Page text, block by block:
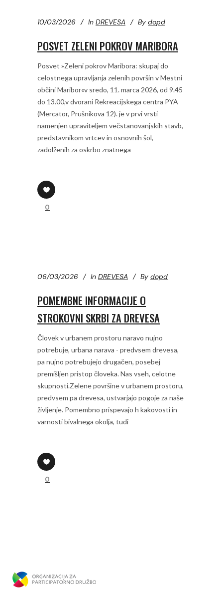
10/03/2026 In DREVESA By dopd
POSVET ZELENI POKROV MARIBORA
Posvet »Zeleni pokrov Maribora: skupaj do
celostnega upravljanja zelenih površin v Mestni
občini Maribor«v sredo, 11. marca 2026, od 9.45
do 13.00,v dvorani Rekreacijskega centra PYA
(Mercator, Prušnikova 12). je v prvi vrsti
namenjen upraviteljem večstanovanjskih stavb,
predstavnikom vrtcev in osnovnih šol,
zadolženih za oskrbo znatnega
0
06/03/2026 In DREVESA By dopd
POMEMBNE INFORMACIJE O
STROKOVNI SKRBI ZA DREVESA
Človek v urbanem prostoru naravo nujno
potrebuje, urbana narava - predvsem drevesa,
pa nujno potrebujejo drugačen, posebej
premišljen pristop človeka. Nas vseh, celotne
skupnosti.Zelene površine v urbanem prostoru,
predvsem pa drevesa, ustvarjajo pogoje za naše
življenje. Pomembno prispevajo h kakovosti in
varnosti bivalnega okolja, tudi
0